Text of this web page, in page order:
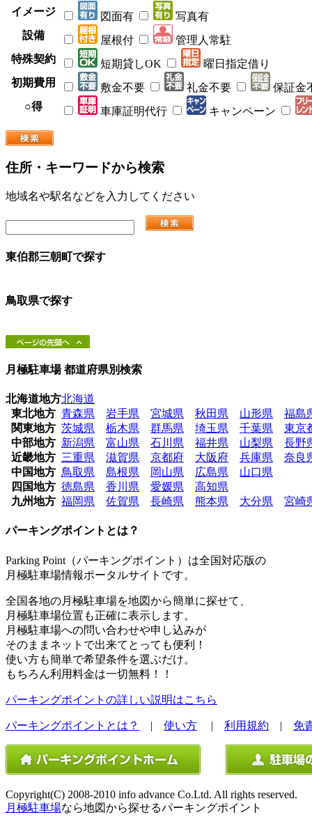
イメージ
図面有
写真有
設備
屋根付
管理人常駐
特殊契約
短期貸しOK
曜日指定借り
初期費用
敷金不要 礼金不要 保証金
○得
車庫証明代行 キャンペーン
住所・キーワードから検索
地域名や駅名などを入力してください
東伯郡三朝町で探す
鳥取県で探す
月極駐車場 都道府県別検索
北海道地方北海道
東北地方 青森県 岩手県 宮城県 秋田県 山形県
福島
関東地方 茨城県 栃木県 群馬県 埼玉県 千葉県 東京
中部地方 新潟県 富山県 石川県 福井県 山梨県 長野
近畿地方 三重県 滋賀県 京都府 大阪府 兵庫県 奈良
中国地方 鳥取県 島根県 岡山県 広島県
山口県
四国地方 徳島県 香川県 愛媛県
高知県
九州地方 福岡県 佐賀県 長崎県 熊本県 大分県 宮崎
パーキングポイントとは？
Parking Point（パーキングポイント）は全国対応版の
月極駐車場情報ポータルサイトです。
全国各地の月極駐車場を地図から簡単に探せて、
月極駐車場位置も正確に表示します。
月極駐車場への問い合わせや申し込みが
そのままネットで出来てとっても便利！
使い方も簡単で希望条件を選ぶだけ。
もちろん利用料金は一切無料！！
パーキングポイントの詳しい説明はこちら
パーキングポイントとは？ | 使い方 | 利用規約 | 免
Copyright(C) 2008-2010 info advance Co.Ltd. All rights reserved.
月極駐車場なら地図から探せるパーキングポイント